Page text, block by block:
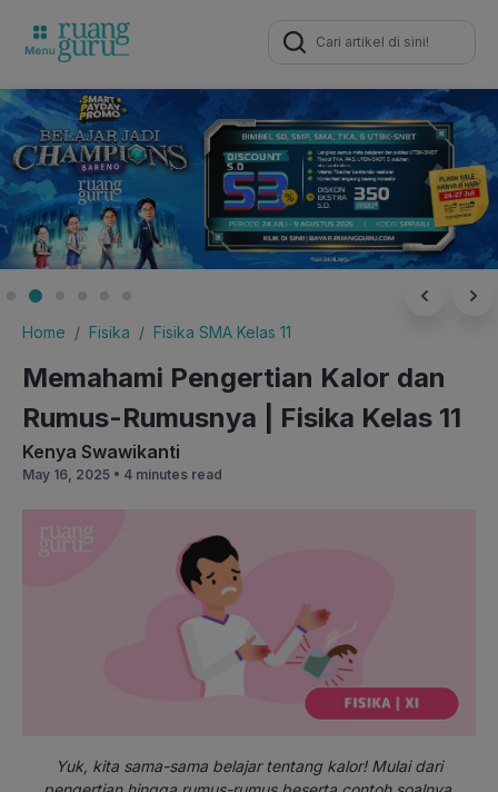
Search
for:
Home Fisika Fisika SMA Kelas 11
Memahami Pengertian Kalor dan
Rumus-Rumusnya | Fisika Kelas 11
Kenya Swawikanti
May 16, 2025 • 4 minutes read
Yuk, kita sama-sama belajar tentang kalor! Mulai dari